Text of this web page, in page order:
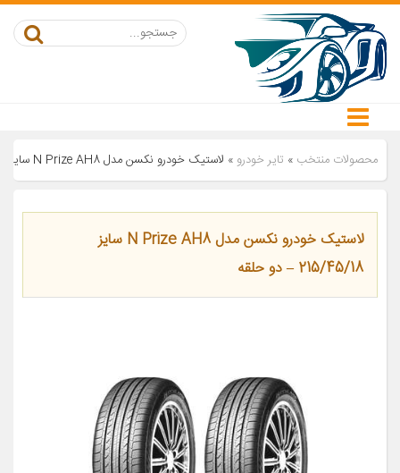
محصولات منتخب » تایر خودرو » لاستیک خودرو نکسن مدل N Prize AH8 سایز 215/45/18 – دو حلقه
لاستیک خودرو نکسن مدل N Prize AH8 سایز
215/45/18 – دو حلقه